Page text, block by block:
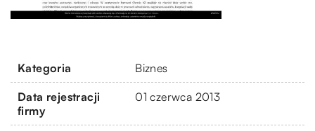
Kategoria Biznes
Data rejestracji
firmy
01 czerwca 2013